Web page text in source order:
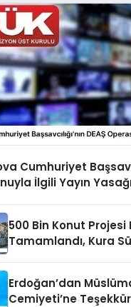
Cumhuriyet
İlgili Yayın
500 Bin Konut Projesi
Tamamlandı, Kura
Erdoğan’dan
Cemiyeti’ne